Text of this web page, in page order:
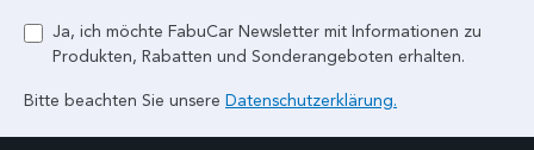
Ja, ich möchte FabuCar Newsletter mit Informationen zu
Produkten, Rabatten und Sonderangeboten erhalten.
Bitte beachten Sie unsere Datenschutzerklärung.